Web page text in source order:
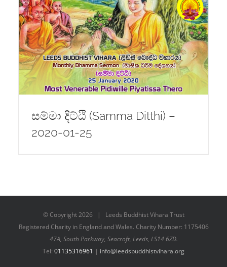
සම්මා දිට්ඨි (Samma Ditthi) –
2020-01-25
© Copyright2026 | Leeds Buddhist Vihara Trust
Registered Charity in England and Wales. Charity Number: 1175406
47A, South Parkway, Seacroft, Leeds, LS14 6ZD.
Tel: 01135316961 | info@leedsbuddhistvihara.org